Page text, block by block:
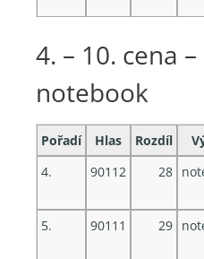
4. – 10. cena
notebook
Pořadí Hlas Rozdíl
4.
90112 28
5. 90111 29